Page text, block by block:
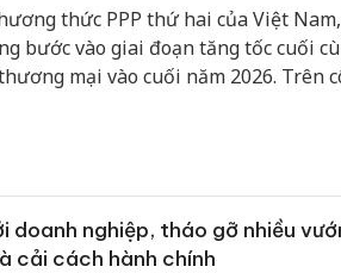
thức PPP thứ hai của Việt
bước vào giai đoạn tăng tốc cuối
mại vào cuối năm 2026. Trên
doanh nghiệp, tháo gỡ nhiều
cải cách hành chính
chủ
bán
Quốc ra